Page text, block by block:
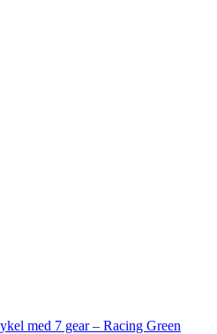
med 7 gear – Racing Green